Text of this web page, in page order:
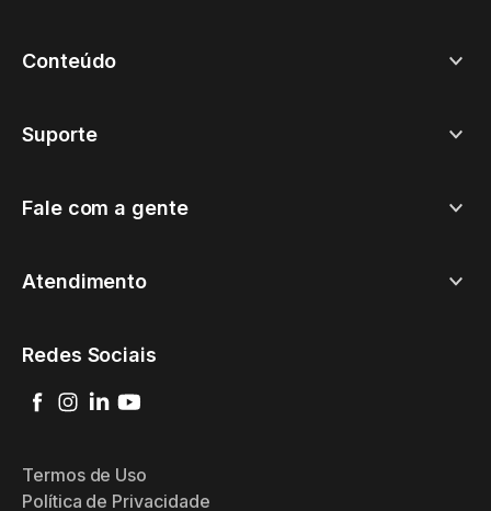
Conteúdo
Suporte
Fale com a gente
Atendimento
Redes Sociais
Termos de Uso
Política de Privacidade